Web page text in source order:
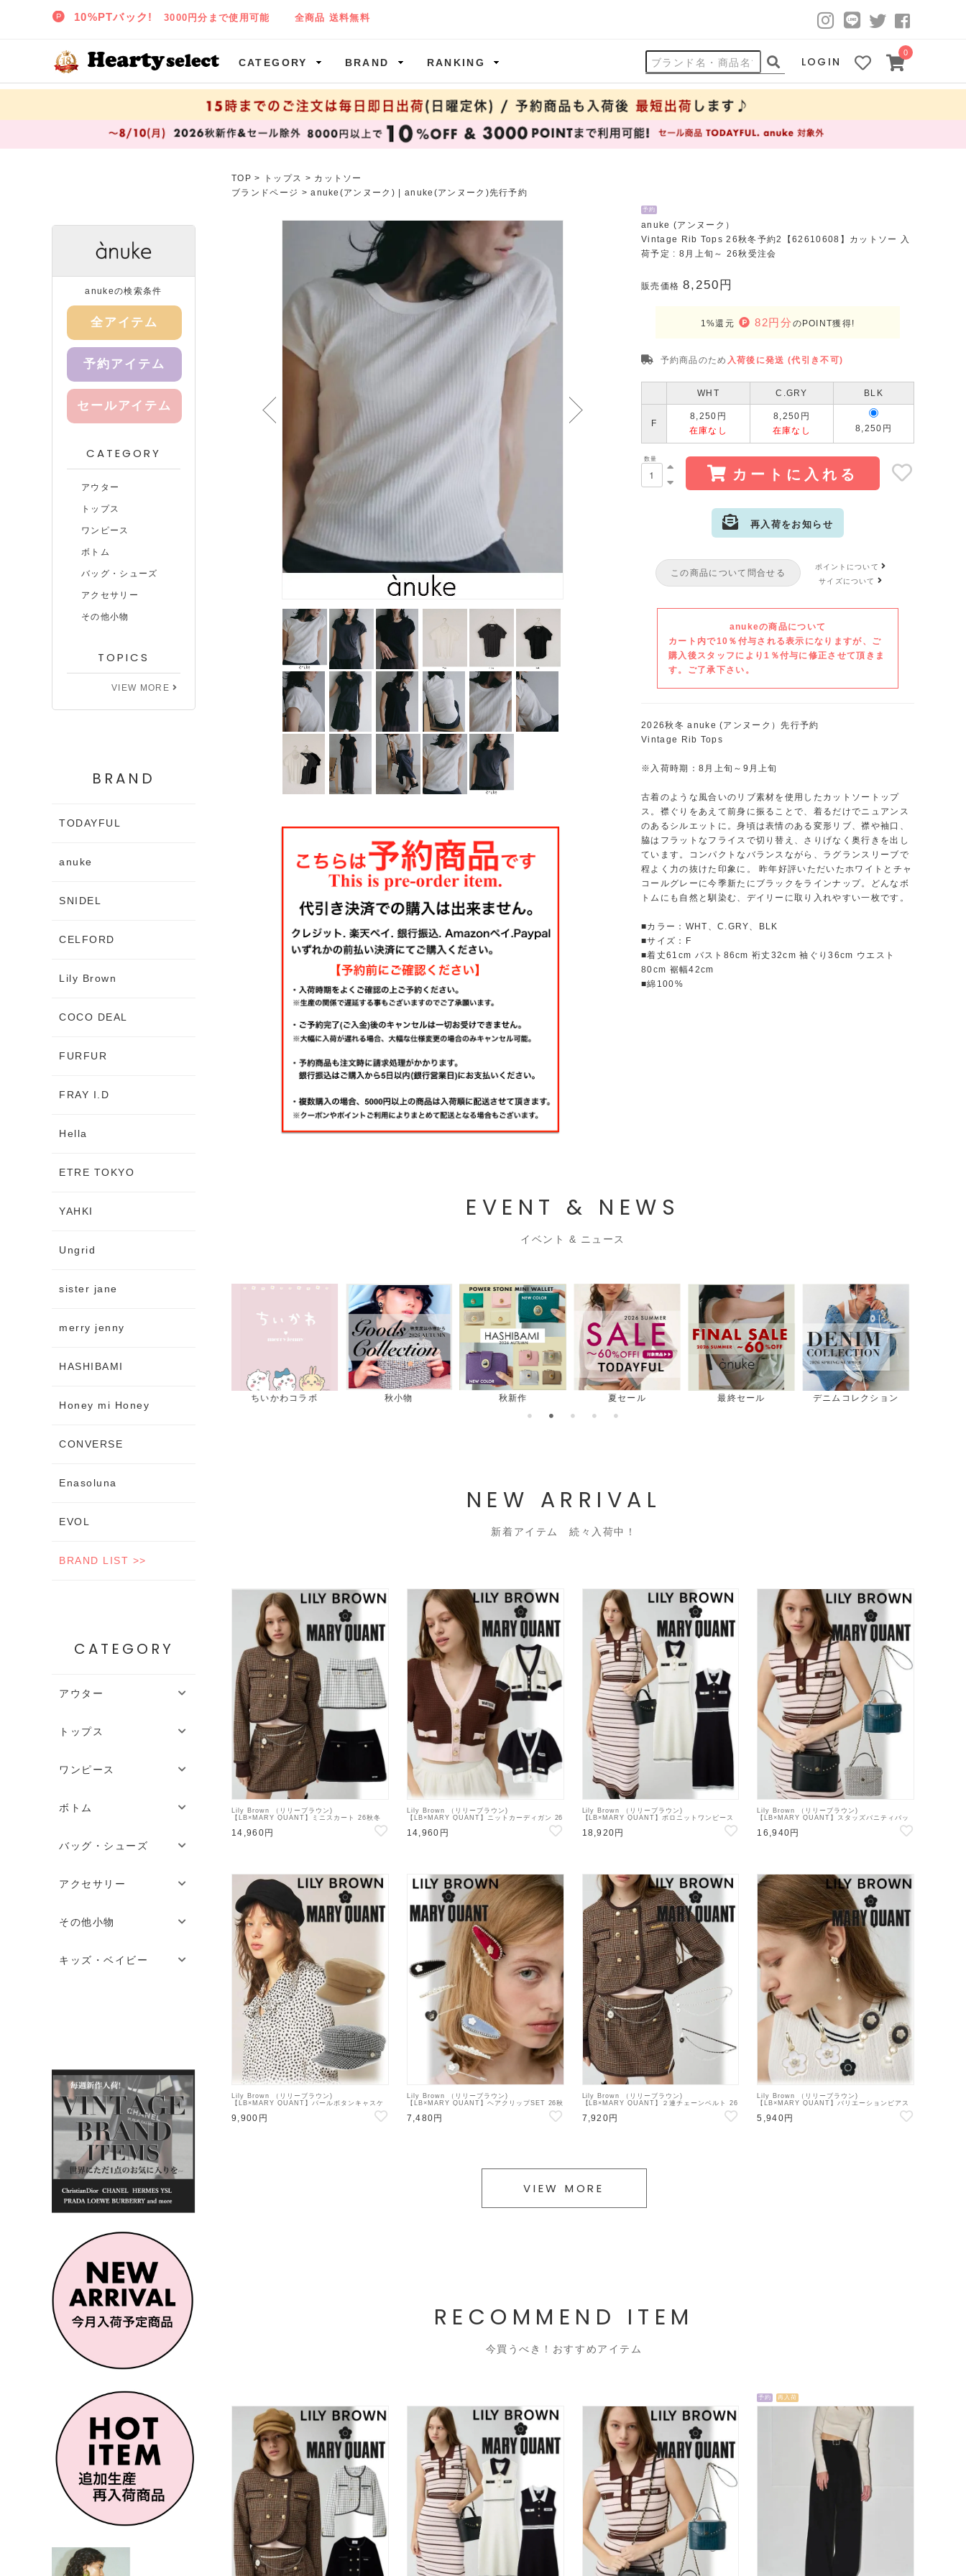
CATEGORY BRAND RANKING LOGIN
0
TOP > トップス > カットソー
ブランドページ >anuke(アンヌーク) |anuke(アンヌーク)先行予約
予約
anuke (アンヌーク）
Vintage Rib Tops 26秋冬予約2【62610608】カットソー 入
荷予定 : 8月上旬～ 26秋受注会
販売価格 8,250円
1%還元 82円分 のPOINT獲得!
予約商品のため 入荷後に発送 (代引き不可)
WHT C.GRY BLK
F
8,250円
在庫なし
8,250円
在庫なし
8,250円
数量
カートに入れる
再入荷をお知らせ
サイズ:F カラー: C.GRY
この商品について問合せる
ポイントについて
サイズについて
anukeの商品について
カート内で10％付与される表示になりますが、ご
購入後スタッフにより1％付与に修正させて頂きま
す。ご了承下さい。
2026秋冬 anuke (アンヌーク）先行予約
Vintage Rib Tops
※入荷時期：8月上旬～9月上旬
古着のような風合いのリブ素材を使用したカットソートップ
ス。襟ぐりをあえて前身に振ることで、着るだけでニュアンス
のあるシルエットに。身頃は表情のある変形リブ、襟や袖口、
脇はフラットなフライスで切り替え、さりげなく奥行きを出し
ています。コンパクトなバランスながら、ラグランスリーブで
程よく力の抜けた印象に。 昨年好評いただいたホワイトとチャ
コールグレーに今季新たにブラックをラインナップ。どんなボ
トムにも自然と馴染む、デイリーに取り入れやすい一枚です。
■カラー：WHT、C.GRY、BLK
■サイズ：F
■着丈61cm バスト86cm 裄丈32cm 袖ぐり36cm ウエスト
80cm 裾幅42cm
■綿100%
EVENT & NEWS
イベント & ニュース
秋新作 夏セール 最終セール デニムコレクション スタッズシリーズ 人気シリーズ新作
NEW ARRIVAL
新着アイテム 続々入荷中！
Lily Brown （リリーブラウン)
【LB×MARY QUANT】ミニスカート 26秋冬
14,960円
Lily Brown （リリーブラウン)
【LB×MARY QUANT】ニットカーディガン 26
14,960円
Lily Brown （リリーブラウン)
【LB×MARY QUANT】ポロニットワンピース
18,920円
Lily Brown （リリーブラウン)
【LB×MARY QUANT】スタッズバニティバッ
グ 26秋冬【LWGB264343】ハンド・ショルダ
ーバッグ
16,940円
Lily Brown （リリーブラウン)
【LB×MARY QUANT】パールボタンキャスケ
9,900円
Lily Brown （リリーブラウン)
【LB×MARY QUANT】ヘアクリップSET 26秋
7,480円
Lily Brown （リリーブラウン)
【LB×MARY QUANT】２連チェーンベルト 26
7,920円
Lily Brown （リリーブラウン)
【LB×MARY QUANT】バリエーションピアス
26秋冬【LWGA264322】ピアス・イヤリング
5,940円
VIEW MORE
RECOMMEND ITEM
今買うべき！おすすめアイテム
予約 再入荷
anukeの検索条件
全アイテム
予約アイテム
セールアイテム
CATEGORY
アウター
トップス
ワンピース
ボトム
バッグ・シューズ
アクセサリー
その他小物
TOPICS
VIEW MORE
BRAND
TODAYFUL
anuke
SNIDEL
CELFORD
Lily Brown
COCO DEAL
FURFUR
FRAY I.D
Hella
ETRE TOKYO
YAHKI
Ungrid
sister jane
merry jenny
HASHIBAMI
Honey mi Honey
CONVERSE
Enasoluna
EVOL
BRAND LIST >>
CATEGORY
アウター
トップス
ワンピース
ボトム
バッグ・シューズ
アクセサリー
その他小物
キッズ・ベイビー